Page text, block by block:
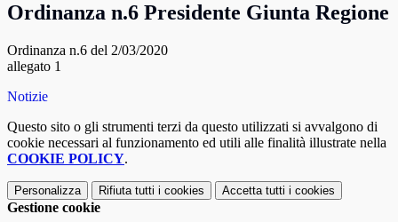
Ordinanza n.6 Presidente Giunta Regione
Ordinanza n.6 del 2/03/2020
allegato 1
Notizie
Questo sito o gli strumenti terzi da questo utilizzati si avvalgono di
cookie necessari al funzionamento ed utili alle finalità illustrate nella
COOKIE POLICY.
Personalizza Rifiuta tutti i cookies Accetta tutti i cookies
Gestione cookie